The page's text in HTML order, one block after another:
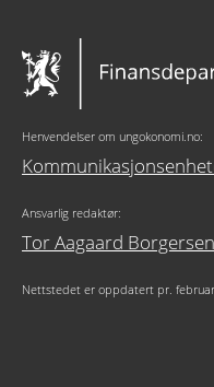
Henvendelser om ungokonomi.no:
Ansvarlig redaktør:
Tor Aagaard Borgersen
Nettstedet er oppdatert pr. februar